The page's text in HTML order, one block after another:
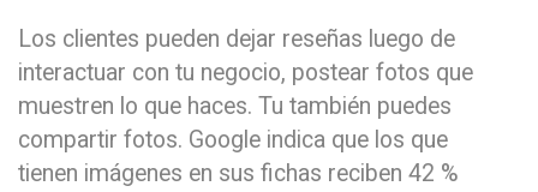
Los clientes pueden dejar reseñas luego de
interactuar con tu negocio, postear fotos que
muestren lo que haces. Tu también puedes
compartir fotos. Google indica que los que
tienen imágenes en sus fichas reciben 42 %